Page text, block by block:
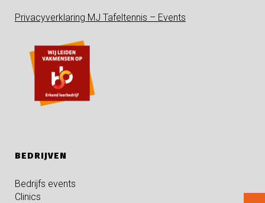
Privacyverklaring MJ Tafeltennis – Events
BEDRIJVEN
Bedrijfs events
Clinics